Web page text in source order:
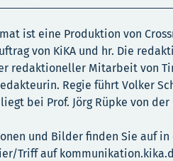
ist eine Produktion von
von KiKA und hr. Die
redaktioneller Mitarbeit von
Regie führt Volker
bei Prof. Jörg Rüpke von
und Bilder finden Sie auf in
Triff auf